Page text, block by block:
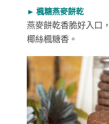
► 楓糖燕麥餅乾
燕麥餅乾香脆好入口
椰絲楓糖香。